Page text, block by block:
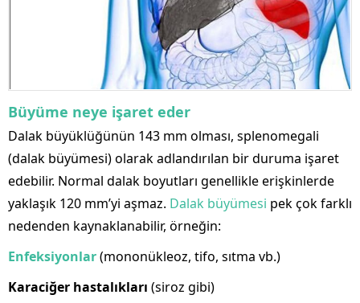
Büyüme neye işaret eder
Dalak büyüklüğünün 143 mm olması, splenomegali
(dalak büyümesi) olarak adlandırılan bir duruma işaret
edebilir. Normal dalak boyutları genellikle erişkinlerde
yaklaşık 120 mm’yi aşmaz. Dalak büyümesi pek çok farklı
nedenden kaynaklanabilir, örneğin:
Enfeksiyonlar(mononükleoz, tifo, sıtma vb.)
Karaciğer hastalıkları (siroz gibi)